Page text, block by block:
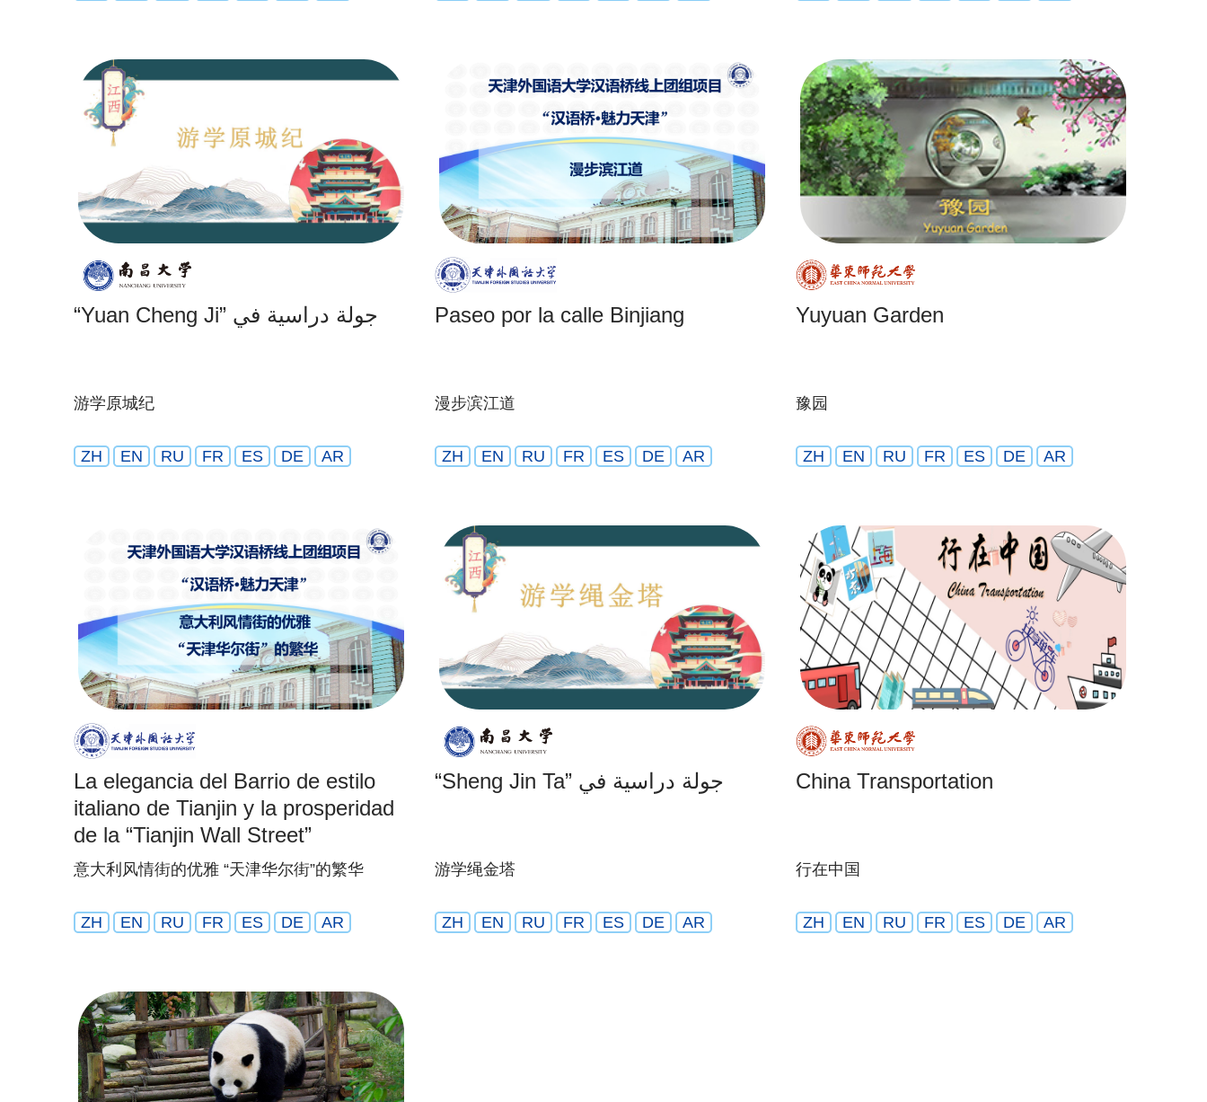
“Yuan Cheng Ji” جولة دراسية في
游学原城纪
ZH EN RU FR ES DE AR
Paseo por la calle Binjiang
漫步滨江道
ZH EN RU FR ES DE AR
Yuyuan Garden
豫园
ZH EN RU FR ES DE AR
La elegancia del Barrio de estilo
italiano de Tianjin y la prosperidad
de la “Tianjin Wall Street”
意大利风情街的优雅 “天津华尔街”的繁华
ZH EN RU FR ES DE AR
“Sheng Jin Ta” جولة دراسية في
游学绳金塔
ZH EN RU FR ES DE AR
China Transportation
行在中国
ZH EN RU FR ES DE AR